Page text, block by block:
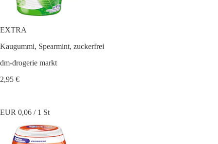
EXTRA
Kaugummi, Spearmint, zuckerfrei
dm-drogerie markt
2,95 €
EUR 0,06 / 1 St